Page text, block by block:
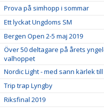
Prova på simhopp i sommar
Ett lyckat Ungdoms SM
Bergen Open 2-5 maj 2019
Över 50 deltagare på årets
valhoppet
Nordic Light - med sann kärlek
Trip trap Lyngby
Riksfinal 2019